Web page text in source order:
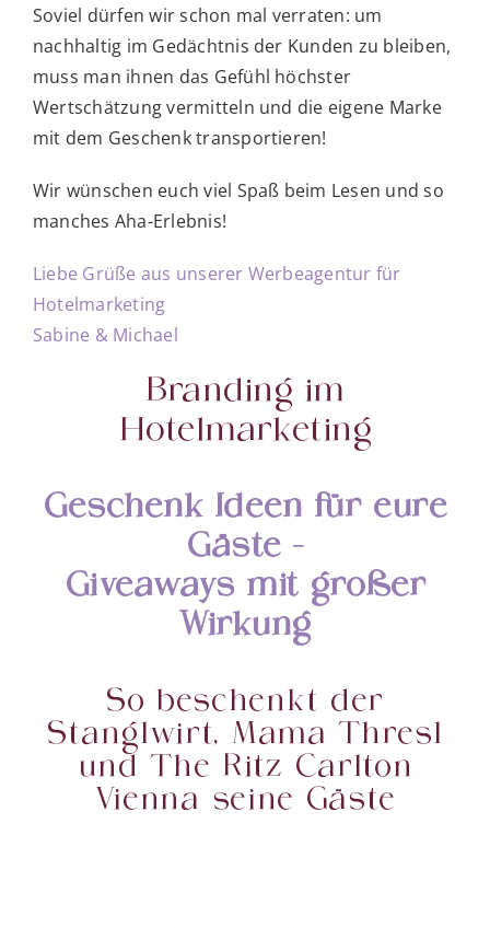
Soviel dürfen wir schon mal verraten: um
nachhaltig im Gedächtnis der Kunden zu bleiben,
muss man ihnen das Gefühl höchster
Wertschätzung vermitteln und die eigene Marke
mit dem Geschenk transportieren!
Wir wünschen euch viel Spaß beim Lesen und so
manches Aha-Erlebnis!
Liebe Grüße aus unserer Werbeagentur für
Hotelmarketing
Sabine & Michael
Branding im
Hotelmarketing
Geschenk Ideen für eure
Gäste –
Giveaways mit großer
Wirkung
So beschenkt der
Stanglwirt, Mama Thresl
und The Ritz Carlton
Vienna seine Gäste